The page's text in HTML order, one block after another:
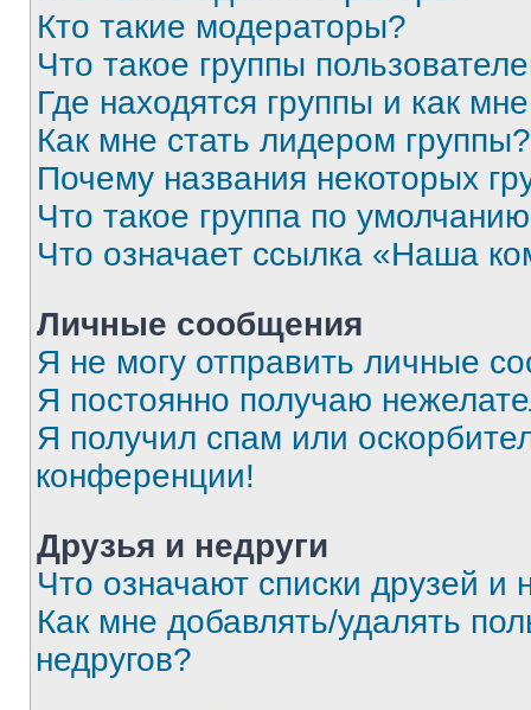
Кто такие модераторы?
Что такое группы
Где находятся группы и как
Как мне стать лидером группы?
Почему названия некоторых
Что такое группа по
Что означает ссылка «Наша
Личные сообщения
Я не могу отправить личные
Я постоянно получаю
Я получил спам или
конференции!
Друзья и недруги
Что означают списки друзей и
Как мне добавлять/удалять
недругов?